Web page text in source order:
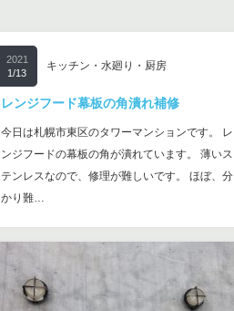
2021
1/13
キッチン・水廻り・厨房
レンジフード幕板の角潰れ補修
今日は札幌市東区のタワーマンションです。 レ
ンジフードの幕板の角が潰れています。 薄いス
テンレスなので、修理が難しいです。 ほぼ、分
かり難…